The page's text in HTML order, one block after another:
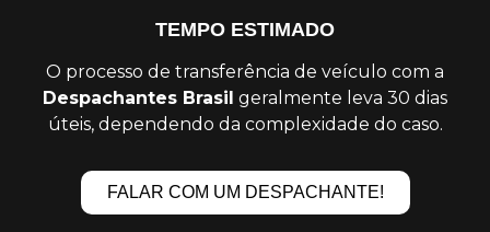
TEMPO ESTIMADO
O processo de transferência de veículo com a
Despachantes Brasil geralmente leva 30 dias
úteis, dependendo da complexidade do caso.
FALAR COM UM DESPACHANTE!